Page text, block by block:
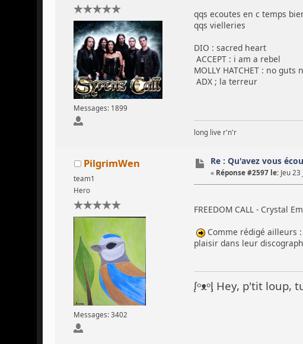
Messages: 1899
qqs ecoutes en c temps
qqs vielleries
DIO : sacred heart
ACCEPT : i am a rebel
MOLLY HATCHET : no guts
ADX ; la terreur
long live r'n'r
PilgrimWen
team1
Hero
Messages: 3402
Re : Qu'avez vous
« Réponse #2597 le: Jeu
FREEDOM CALL - Crystal
Comme rédigé ailleurs
plaisir dans leur
ᶘᵒᴥᵒᶅ Hey, p'tit loup,